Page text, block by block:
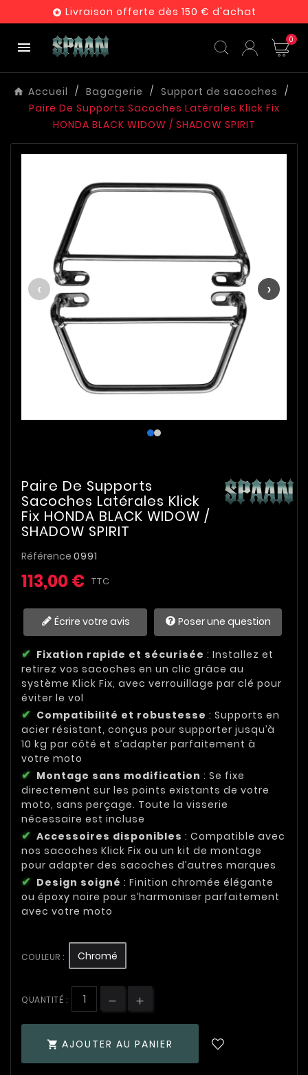
 Livraison offerte dès 150 € d'achat
 0
Accueil Bagagerie
Support de sacoches
Paire De Supports Sacoches Latérales Klick Fix
HONDA BLACK WIDOW / SHADOW SPIRIT
‹ ›
Paire De Supports
Sacoches Latérales Klick
Fix HONDA BLACK WIDOW /
SHADOW SPIRIT
Référence 0991
113,00 € TTC
Écrire votre avis Poser une question
Fixation rapide et sécurisée : Installez et
retirez vos sacoches en un clic grâce au
système Klick Fix, avec verrouillage par clé pour
éviter le vol
Compatibilité et robustesse : Supports en
acier résistant, conçus pour supporter jusqu’à
10 kg par côté et s’adapter parfaitement à
votre moto
Montage sans modification : Se fixe
directement sur les points existants de votre
moto, sans perçage. Toute la visserie
nécessaire est incluse
Accessoires disponibles : Compatible avec
nos sacoches Klick Fix ou un kit de montage
pour adapter des sacoches d’autres marques
Design soigné : Finition chromée élégante
ou époxy noire pour s’harmoniser parfaitement
avec votre moto
COULEUR : Chromé
QUANTITÉ :
 AJOUTER AU PANIER